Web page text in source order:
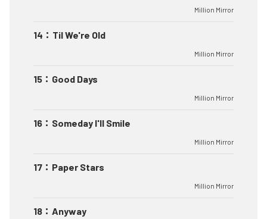
Million Mirror
14 ： Til We're Old
Million Mirror
15 ： Good Days
Million Mirror
16 ： Someday I'll Smile
Million Mirror
17 ： Paper Stars
Million Mirror
18 ： Anyway